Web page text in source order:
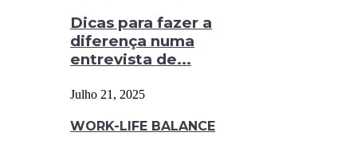
Dicas para fazer a
diferença numa
entrevista de...
Julho 21, 2025
WORK-LIFE BALANCE